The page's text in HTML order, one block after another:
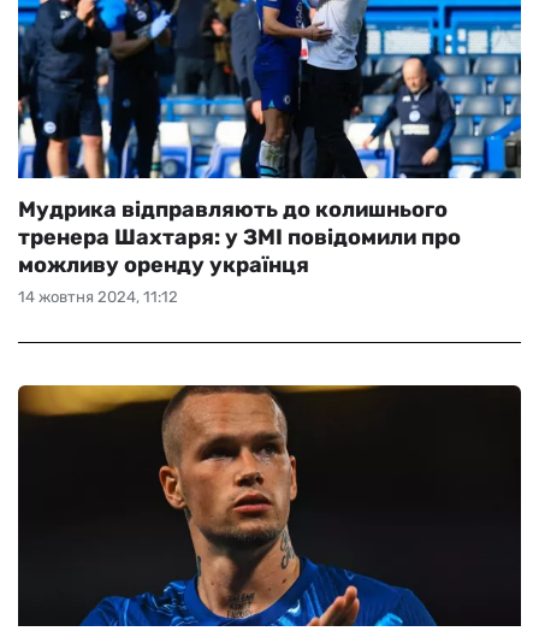
14 жовтня 2024, 11:12
Мудрика відправляють до колишнього
тренера Шахтаря: у ЗМІ повідомили про
можливу оренду українця